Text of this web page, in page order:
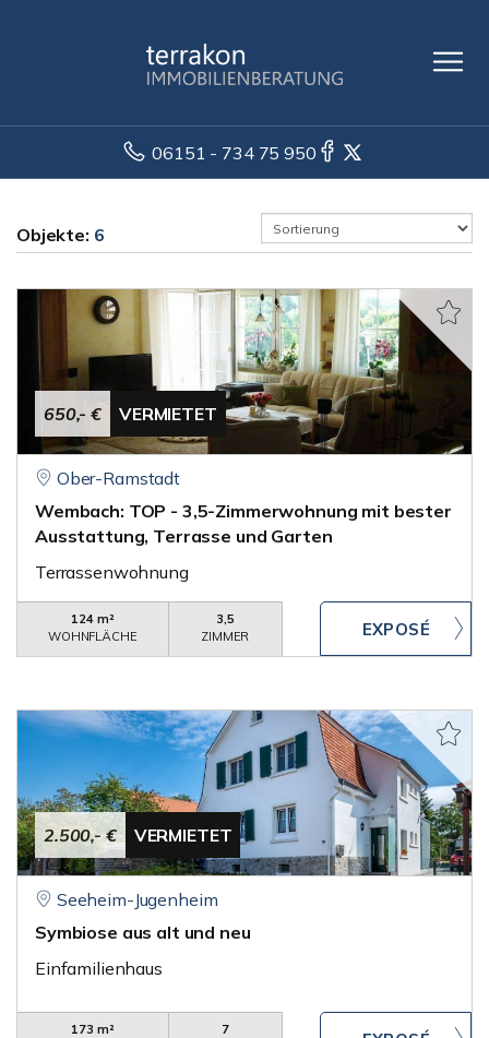
06151 - 734 75 950
Objekte: 6
650,- € VERMIETET
Ober-Ramstadt
Wembach: TOP - 3,5-Zimmerwohnung mit bester
Ausstattung, Terrasse und Garten
Terrassenwohnung
124 m²
WOHNFLÄCHE
3,5
ZIMMER
2.500,- € VERMIETET
Seeheim-Jugenheim
Symbiose aus alt und neu
Einfamilienhaus
173 m²
7